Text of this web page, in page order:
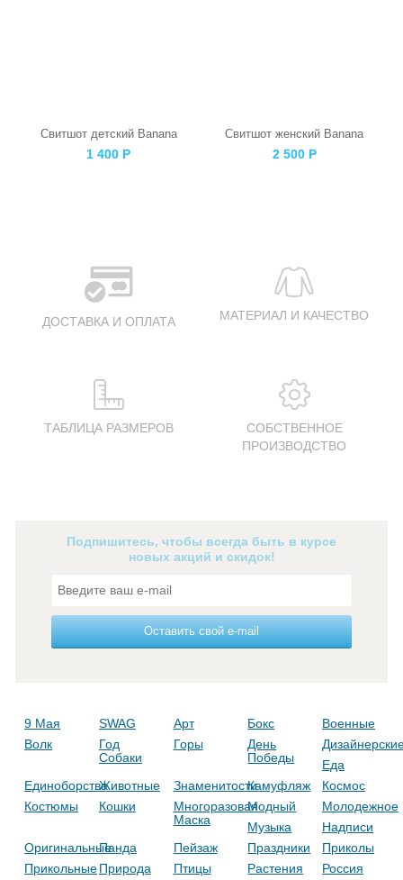
Свитшот детский Banana
1 400 Р
Свитшот женский Banana
2 500 Р
ДОСТАВКА И ОПЛАТА МАТЕРИАЛ И КАЧЕСТВО
ТАБЛИЦА РАЗМЕРОВ
СОБСТВЕННОЕ
ПРОИЗВОДСТВО
Подпишитесь, чтобы всегда быть в курсе
новых акций и скидок!
Оставить свой e-mail
9 Мая SWAG Арт Бокс
Военные
Волк
Год
Собаки
Горы
День
Победы
Еда
ЕдиноборстваЖивотные ЗнаменитостиКамуфляж
Космос
Костюмы
Кошки
Многоразовая
Маска
Модный
Молодежное
Музыка
Надписи
ОригинальныеПанда Пейзаж Праздники
Приколы
ПрикольныеПрирода Птицы Растения Россия